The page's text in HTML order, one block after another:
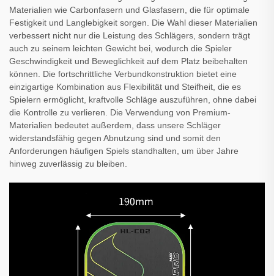
Materialien wie Carbonfasern und Glasfasern, die für optimale
Festigkeit und Langlebigkeit sorgen. Die Wahl dieser Materialien
verbessert nicht nur die Leistung des Schlägers, sondern trägt
auch zu seinem leichten Gewicht bei, wodurch die Spieler
Geschwindigkeit und Beweglichkeit auf dem Platz beibehalten
können. Die fortschrittliche Verbundkonstruktion bietet eine
einzigartige Kombination aus Flexibilität und Steifheit, die es
Spielern ermöglicht, kraftvolle Schläge auszuführen, ohne dabei
die Kontrolle zu verlieren. Die Verwendung von Premium-
Materialien bedeutet außerdem, dass unsere Schläger
widerstandsfähig gegen Abnutzung sind und somit den
Anforderungen häufigen Spiels standhalten, um über Jahre
hinweg zuverlässig zu bleiben.